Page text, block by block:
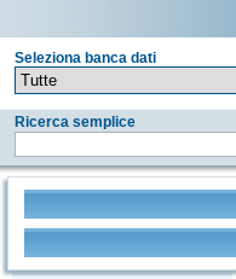
Seleziona banca dati
Ricerca semplice
Stampa - Email - Export